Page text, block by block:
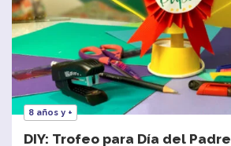
8 años y +
DIY: Trofeo para Día del Padre